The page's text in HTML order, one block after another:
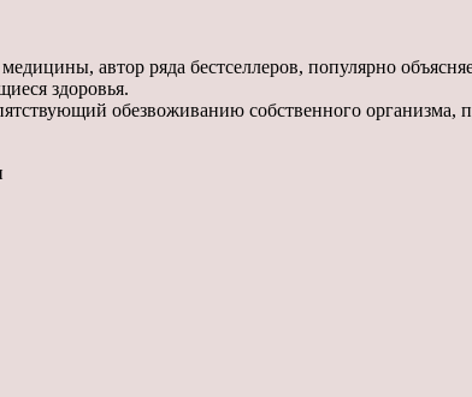
автор ряда бестселлеров, популярно
здоровья.
обезвоживанию собственного организма,